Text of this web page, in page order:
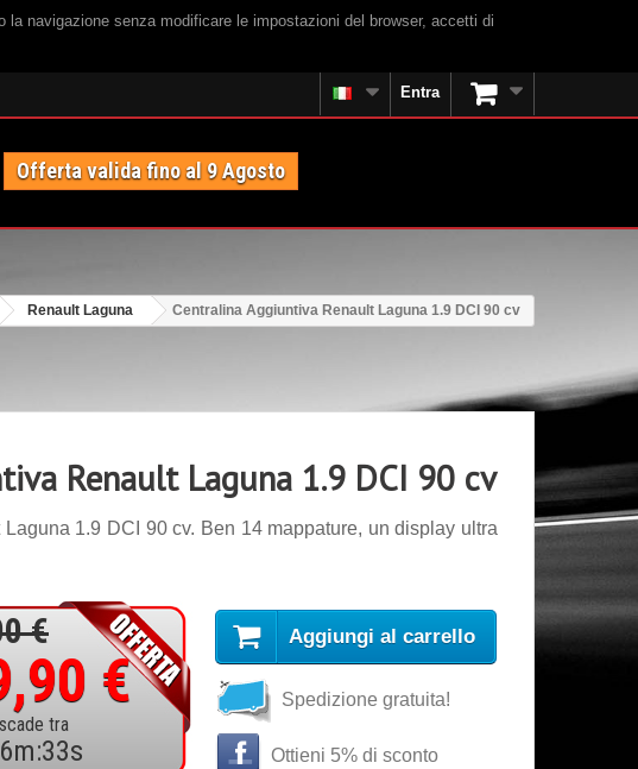
navigazione senza modificare le impostazioni del browser, accetti di
Entra
Offerta valida fino al 9 Agosto
Renault Laguna Centralina Aggiuntiva Renault Laguna 1.9 DCI 90 cv
Renault Laguna 1.9 DCI 90 cv
1.9 DCI 90 cv. Ben 14 mappature, un display ultra
€
€
tra
6m:31s
Aggiungi al carrello
Spedizione gratuita!
Ottieni 5% di sconto